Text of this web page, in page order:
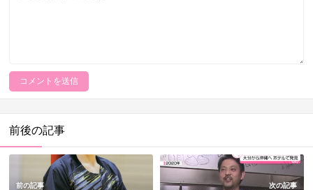
前後の記事
前の記事 次の記事